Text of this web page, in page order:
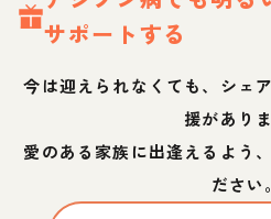
サポートする
今は迎えられなくても、シェ
援がありま
愛のある家族に出逢えるよう
ださい。